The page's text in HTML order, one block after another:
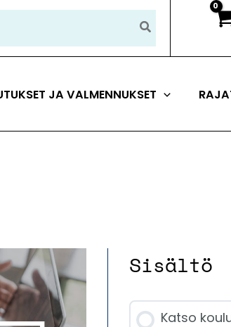
JA VALMENNUKSET
Sisältö
Katso